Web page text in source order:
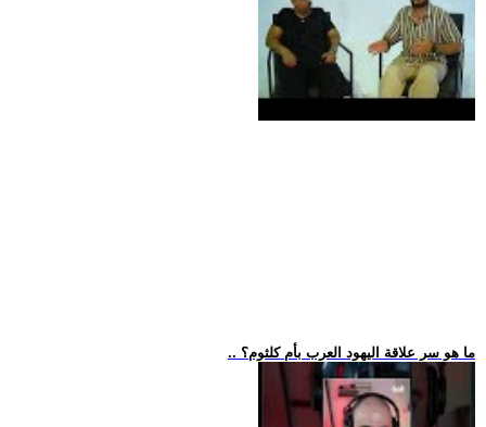
.. ما هو سر علاقة اليهود العرب بأم كلثوم؟